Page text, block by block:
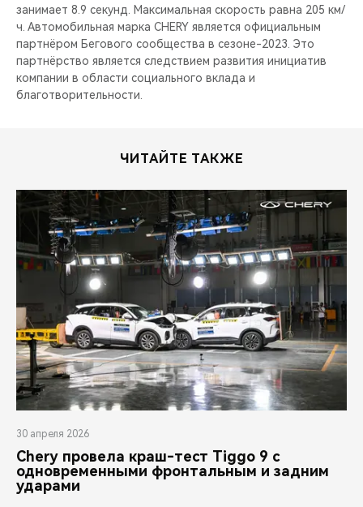
занимает 8.9 секунд. Максимальная скорость равна 205 км/
ч. Автомобильная марка CHERY является официальным
партнёром Бегового сообщества в сезоне-2023. Это
партнёрство является следствием развития инициатив
компании в области социального вклада и
благотворительности.
ЧИТАЙТЕ ТАКЖЕ
30 апреля 2026
Chery провела краш-тест Tiggo 9 с
одновременными фронтальным и задним
ударами